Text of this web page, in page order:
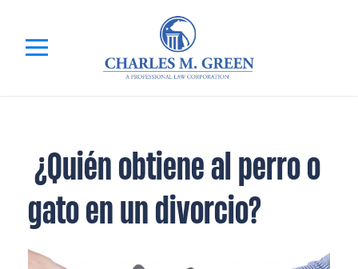
¿Quién obtiene al perro o
gato en un divorcio?